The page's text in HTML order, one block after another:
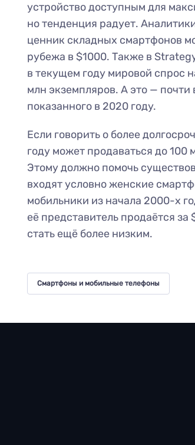
устройство доступным для
но тенденция радует.
ценник складных смартфонов
рубежа в $1000. Также в
в текущем году мировой спрос
млн экземпляров. А это — почти
показанного в 2020 году.
Если говорить о более
году может продаваться до
Этому должно помочь
входят условно женские
мобильники из начала 2000-х
её представитель продаётся
стать ещё более низким.
Смартфоны и мобильные телефоны